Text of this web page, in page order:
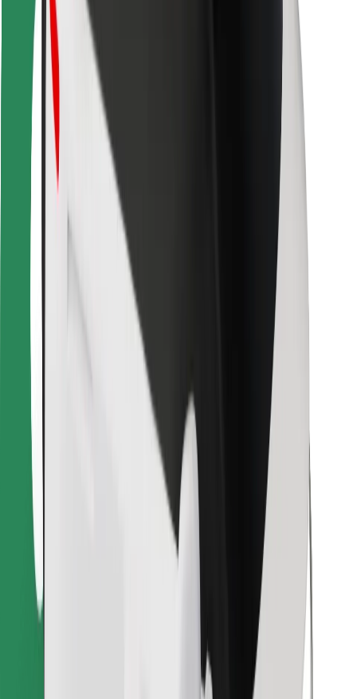
Pro kurýry
Bolt Food
Pro flotilové partnery
Pro restaurace
Bolt for Business
Jiné
Obchodní podmínky
Zabezpečení
Jízda za pár minut!
Stáhněte si aplikaci Bolt
Objevte své oblíbené jídlo!
Stáhněte si aplikaci Bolt Food